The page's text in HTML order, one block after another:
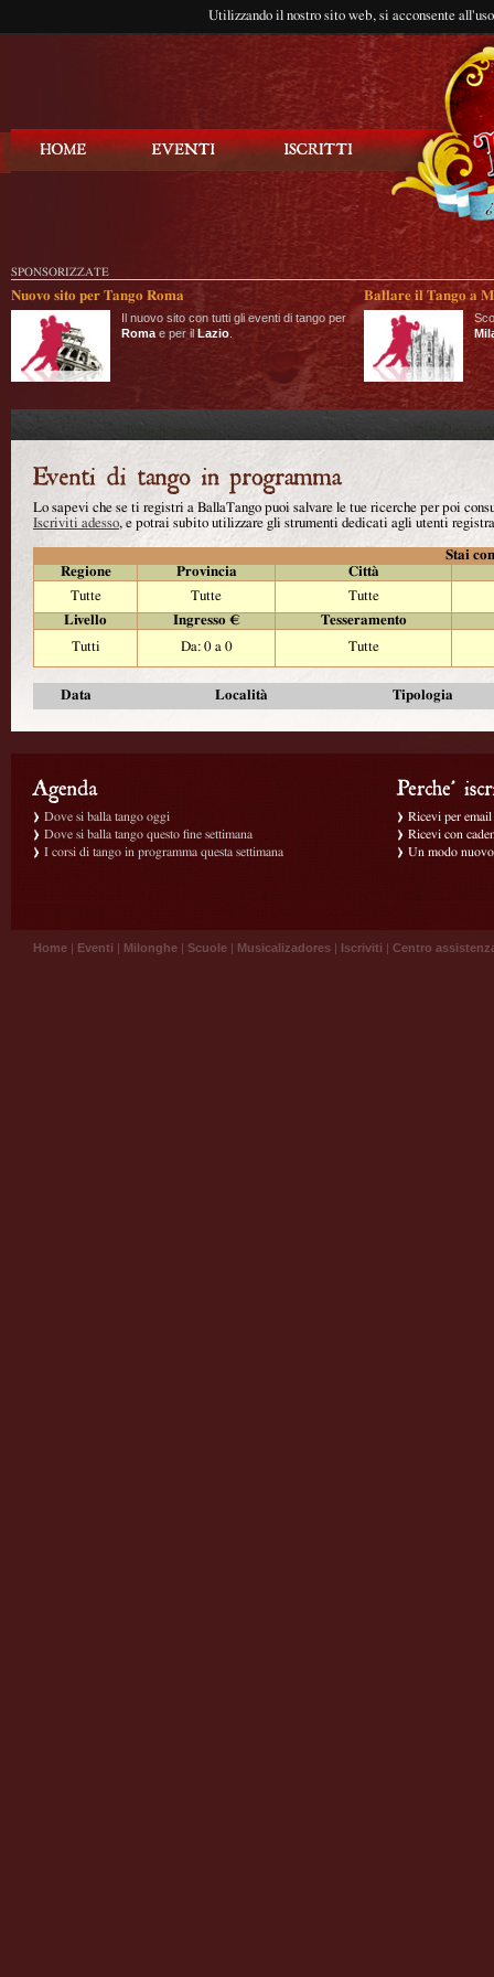
Utilizzando il nostro sito web, si acconsente
SPONSORIZZATE
Nuovo sito per Tango Roma
Il nuovo sito con tutti gli eventi di tango per
Roma e per il Lazio
Ballare il Tango a
Lo sapevi che se ti registri a BallaTango puoi salvare le tue ricerche per poi
Iscriviti adesso, e potrai subito utilizzare gli strumenti dedicati agli utenti
Stai
Regione
Provincia
Città
Tutte
Tutte
Tutte
Livello
Ingresso €
Tesseramento
Tutti
Da: 0 a 0 Tutte
Data Località Tipologia
Dove si balla tango oggi
Dove si balla tango questo fine settimana
I corsi di tango in programma questa settimana
Ricevi per
Ricevi con
Un modo
Home | Eventi | Milonghe | Scuole | Musicalizadores | Iscriviti | Centro